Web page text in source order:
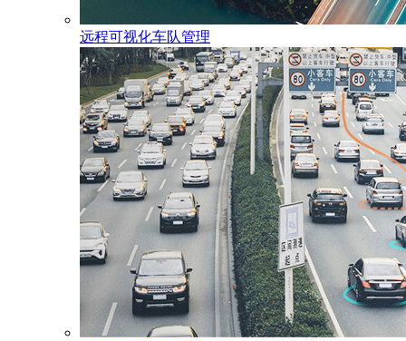
远程可视化车队管理